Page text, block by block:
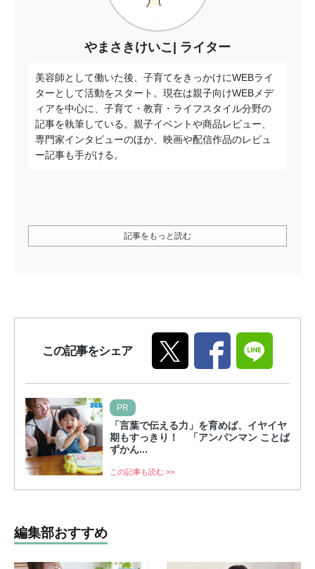
やまさきけいこ ライター
美容師として働いた後、子育てをきっかけにWEBライ
ターとして活動をスタート。現在は親子向けWEBメデ
ィアを中心に、子育て・教育・ライフスタイル分野の
記事を執筆している。親子イベントや商品レビュー、
専門家インタビューのほか、映画や配信作品のレビュ
ー記事も手がける。
記事をもっと読む
この記事をシェア
PR
「言葉で伝える力」を育めば、イヤイヤ
期もすっきり！ 「アンパンマン ことば
ずかん...
この記事も読む >>
編集部おすすめ